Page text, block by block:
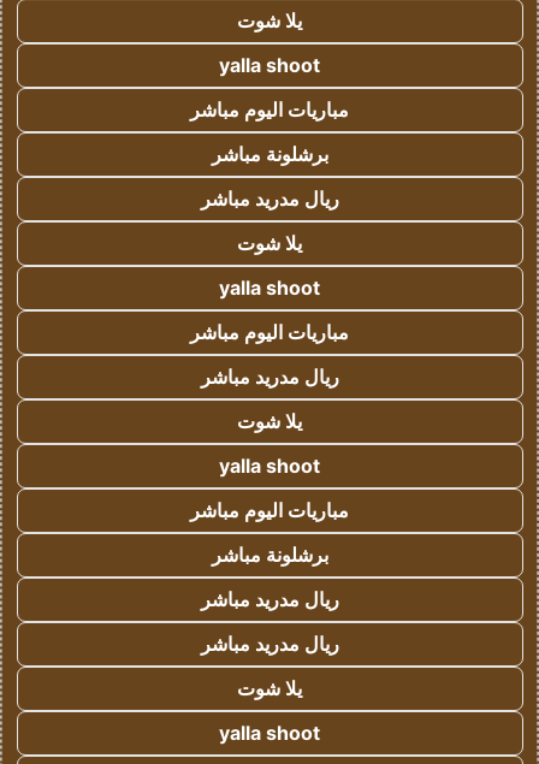
يلا شوت
yalla shoot
مباريات اليوم مباشر
برشلونة مباشر
ريال مدريد مباشر
يلا شوت
yalla shoot
مباريات اليوم مباشر
ريال مدريد مباشر
يلا شوت
yalla shoot
مباريات اليوم مباشر
برشلونة مباشر
ريال مدريد مباشر
ريال مدريد مباشر
يلا شوت
yalla shoot